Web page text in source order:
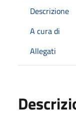
Descrizione
A cura di
Allegati